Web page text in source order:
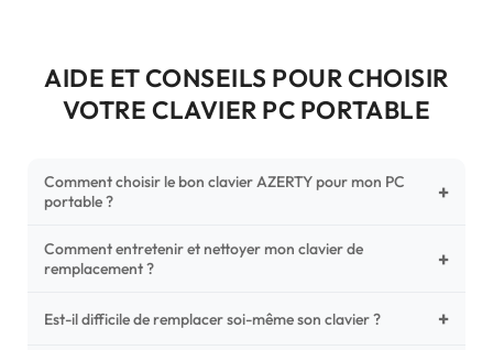
AIDE ET CONSEILS POUR CHOISIR
VOTRE CLAVIER PC PORTABLE
Comment choisir le bon clavier AZERTY pour mon PC
portable ?
+
Pour ne pas vous tromper, vérifiez trois points critiques sur
votre clavier d'origine : la disposition (AZERTY Français), la
photos HD) et l'emplacement des fixations (vis ou clips) au
Comment entretenir et nettoyer mon clavier de
remplacement ?
+
Un entretien régulier prolonge la vie de vos touches.
Est-il difficile de remplacer soi-même son clavier ? +